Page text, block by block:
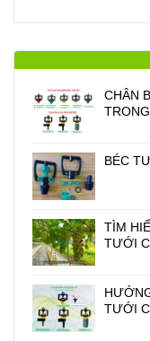
CHÂN
BÉC
TÌM
TƯỚI